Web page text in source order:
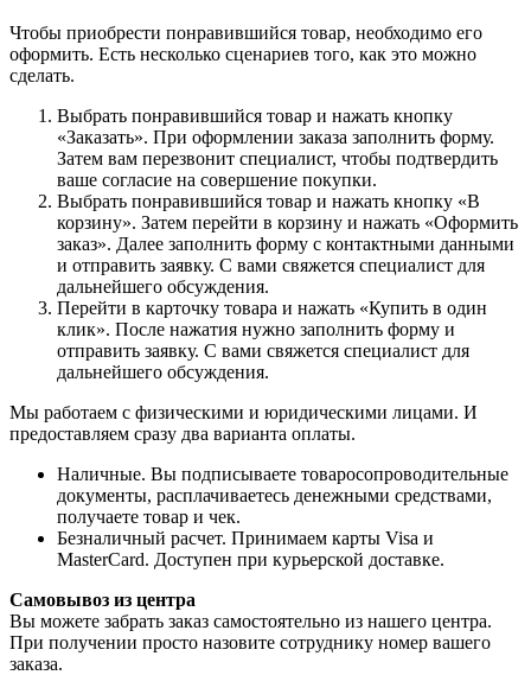
Чтобы приобрести понравившийся товар, необходимо его
оформить. Есть несколько сценариев того, как это можно
сделать.
Выбрать понравившийся товар и нажать кнопку
«Заказать». При оформлении заказа заполнить форму.
Затем вам перезвонит специалист, чтобы подтвердить
ваше согласие на совершение покупки.
Выбрать понравившийся товар и нажать кнопку «В
корзину». Затем перейти в корзину и нажать «Оформить
заказ». Далее заполнить форму с контактными данными
и отправить заявку. С вами свяжется специалист для
дальнейшего обсуждения.
Перейти в карточку товара и нажать «Купить в один
клик». После нажатия нужно заполнить форму и
отправить заявку. С вами свяжется специалист для
дальнейшего обсуждения.
Мы работаем с физическими и юридическими лицами. И
предоставляем сразу два варианта оплаты.
Наличные. Вы подписываете товаросопроводительные
документы, расплачиваетесь денежными средствами,
получаете товар и чек.
Безналичный расчет. Принимаем карты Visa и
MasterCard. Доступен при курьерской доставке.
Самовывоз из центра
Вы можете забрать заказ самостоятельно из нашего центра.
При получении просто назовите сотруднику номер вашего
заказа.